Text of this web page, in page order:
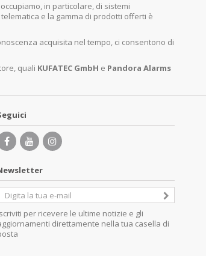
in particolare, di sistemi
e la gamma di prodotti offerti è
acquisita nel tempo, ci consentono di
quali KUFATEC GmbH e Pandora Alarms
per ricevere le ultime notizie e gli
direttamente nella tua casella di